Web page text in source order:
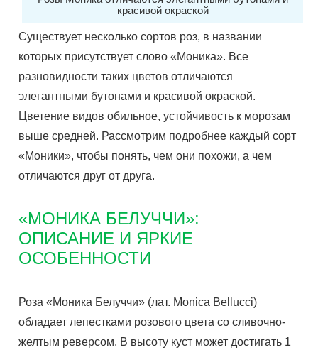
красивой окраской
Существует несколько сортов роз, в названии
которых присутствует слово «Моника». Все
разновидности таких цветов отличаются
элегантными бутонами и красивой окраской.
Цветение видов обильное, устойчивость к морозам
выше средней. Рассмотрим подробнее каждый сорт
«Моники», чтобы понять, чем они похожи, а чем
отличаются друг от друга.
«МОНИКА БЕЛУЧЧИ»:
ОПИСАНИЕ И ЯРКИЕ
ОСОБЕННОСТИ
Роза «Моника Белуччи» (лат. Monica Bellucci)
обладает лепестками розового цвета со сливочно-
желтым реверсом. В высоту куст может достигать 1